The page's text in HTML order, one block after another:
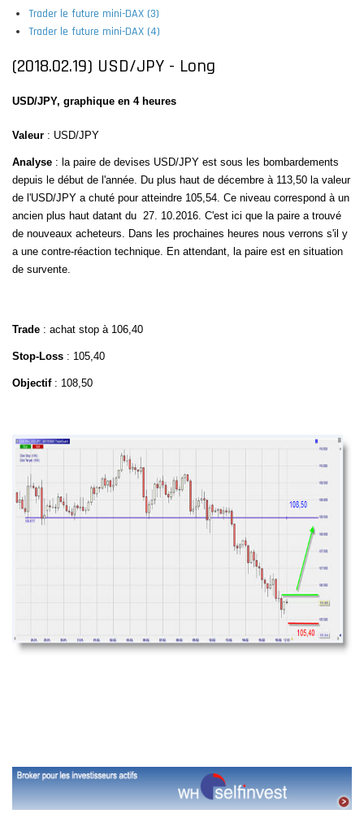
Trader le future mini-DAX (3)
Trader le future mini-DAX (4)
(2018.02.19) USD/JPY - Long
USD/JPY, graphique en 4 heures
Valeur : USD/JPY
Analyse : la paire de devises USD/JPY est sous les bombardements
depuis le début de l'année. Du plus haut de décembre à 113,50 la valeur
de l'USD/JPY a chuté pour atteindre 105,54. Ce niveau correspond à un
ancien plus haut datant du 27. 10.2016. C'est ici que la paire a trouvé
de nouveaux acheteurs. Dans les prochaines heures nous verrons s'il y
a une contre-réaction technique. En attendant, la paire est en situation
de survente.
Trade : achat stop à 106,40
Stop-Loss : 105,40
Objectif: 108,50